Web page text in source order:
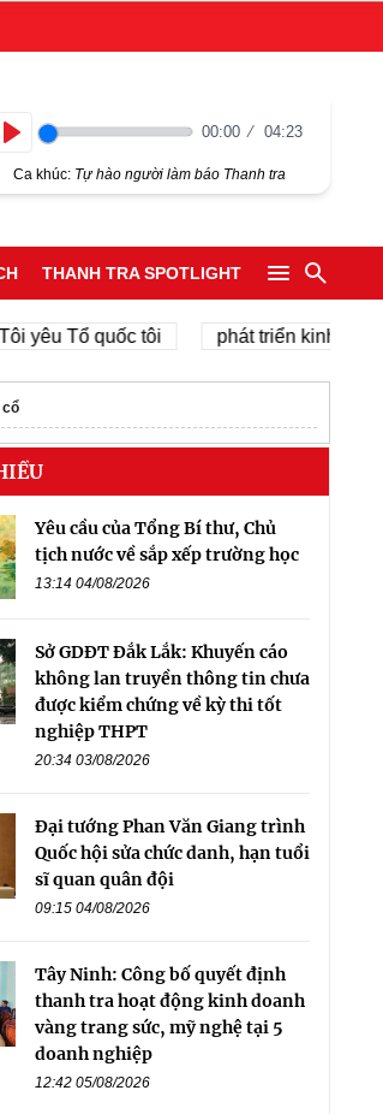
00:00 04:23
Ca khúc: Tự hào người làm báo Thanh tra
THANH TRA SPOTLIGHT
Tổ quốc tôi phát triển kinh tế tư nhân
Yêu cầu của Tổng Bí thư, Chủ
tịch nước về sắp xếp trường học
13:14 04/08/2026
Sở GDĐT Đắk Lắk: Khuyến cáo
không lan truyền thông tin chưa
được kiểm chứng về kỳ thi tốt
nghiệp THPT
20:34 03/08/2026
Đại tướng Phan Văn Giang trình
Quốc hội sửa chức danh, hạn tuổi
sĩ quan quân đội
09:15 04/08/2026
Tây Ninh: Công bố quyết định
thanh tra hoạt động kinh doanh
vàng trang sức, mỹ nghệ tại 5
doanh nghiệp
12:42 05/08/2026